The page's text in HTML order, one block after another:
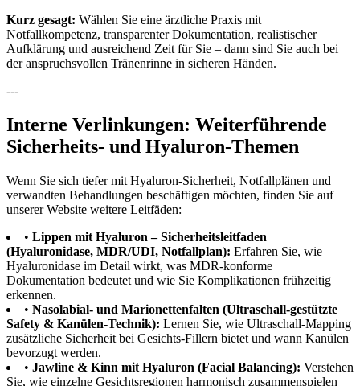
Kurz gesagt: Wählen Sie eine ärztliche Praxis mit
Notfallkompetenz, transparenter Dokumentation, realistischer
Aufklärung und ausreichend Zeit für Sie – dann sind Sie auch bei
der anspruchsvollen Tränenrinne in sicheren Händen.
---
Interne Verlinkungen: Weiterführende
Sicherheits- und Hyaluron-Themen
Wenn Sie sich tiefer mit Hyaluron-Sicherheit, Notfallplänen und
verwandten Behandlungen beschäftigen möchten, finden Sie auf
unserer Website weitere Leitfäden:
• Lippen mit Hyaluron – Sicherheitsleitfaden
(Hyaluronidase, MDR/UDI, Notfallplan): Erfahren Sie, wie
Hyaluronidase im Detail wirkt, was MDR-konforme
Dokumentation bedeutet und wie Sie Komplikationen frühzeitig
erkennen.
• Nasolabial- und Marionettenfalten (Ultraschall-gestützte
Safety & Kanülen-Technik): Lernen Sie, wie Ultraschall-Mapping
zusätzliche Sicherheit bei Gesichts-Fillern bietet und wann Kanülen
bevorzugt werden.
• Jawline & Kinn mit Hyaluron (Facial Balancing): Verstehen
Sie, wie einzelne Gesichtsregionen harmonisch zusammenspielen